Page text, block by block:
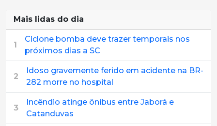
Mais lidas do dia
1
Ciclone bomba deve trazer temporais nos
próximos dias a SC
2
Idoso gravemente ferido em acidente na BR-
282 morre no hospital
3
Incêndio atinge ônibus entre Jaborá e
Catanduvas